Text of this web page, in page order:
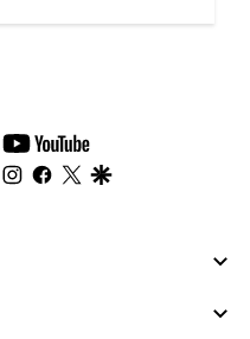
youtube-
footer
instagram
facebook
twitter